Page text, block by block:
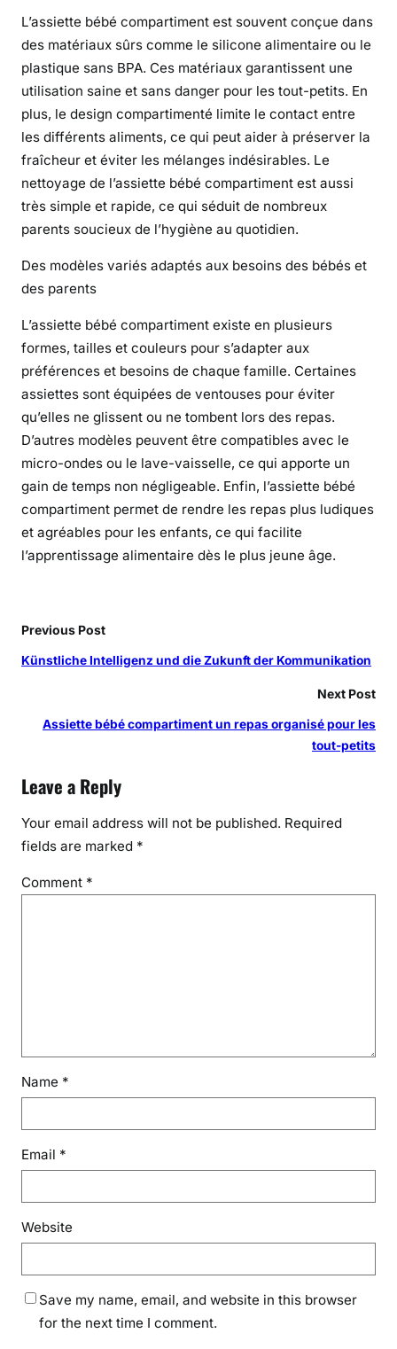
r
t
i
m
e
n
t
p
o
r
e
a
l
i
m
e
n
o
t
u
o
L’assiette bébé compartiment est souvent conçue dans
des matériaux sûrs comme le silicone alimentaire ou le
plastique sans BPA. Ces matériaux garantissent une
utilisation saine et sans danger pour les tout-petits. En
plus, le design compartimenté limite le contact entre
les différents aliments, ce qui peut aider à préserver la
fraîcheur et éviter les mélanges indésirables. Le
nettoyage de l’assiette bébé compartiment est aussi
très simple et rapide, ce qui séduit de nombreux
parents soucieux de l’hygiène au quotidien.
Des modèles variés adaptés aux besoins des bébés et
des parents
L’assiette bébé compartiment existe en plusieurs
formes, tailles et couleurs pour s’adapter aux
préférences et besoins de chaque famille. Certaines
assiettes sont équipées de ventouses pour éviter
qu’elles ne glissent ou ne tombent lors des repas.
D’autres modèles peuvent être compatibles avec le
micro-ondes ou le lave-vaisselle, ce qui apporte un
gain de temps non négligeable. Enfin, l’assiette bébé
compartiment permet de rendre les repas plus ludiques
et agréables pour les enfants, ce qui facilite
l’apprentissage alimentaire dès le plus jeune âge.
Previous Post
Künstliche Intelligenz und die Zukunft der Kommunikation
Next Post
Assiette bébé compartiment un repas organisé pour les
tout-petits
Leave a Reply
Your email address will not be published. Required
fields are marked *
Comment *
Name *
Email *
Website
Save my name, email, and website in this browser
for the next time I comment.